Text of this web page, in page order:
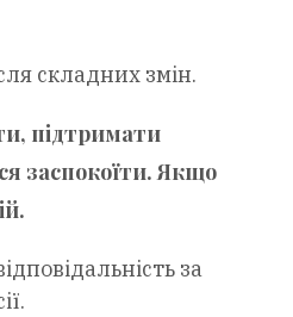
складних змін.
підтримати
заспокоїти. Якщо
за